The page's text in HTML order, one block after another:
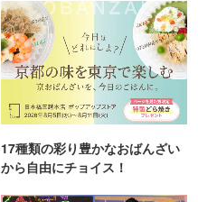
17種類の彩り豊かなおばんざい
から自由にチョイス！